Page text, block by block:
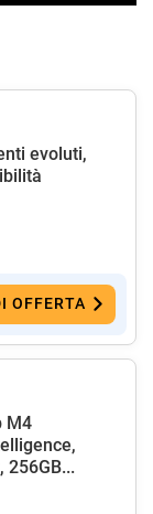
evoluti,
OFFERTA
M4
256GB...